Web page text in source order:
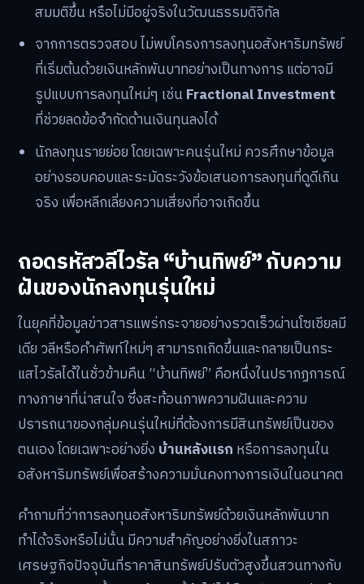
สมมติขึ้น หรือไม่มีอยู่จริงในวัฒนธรรมดิจิทัล
จากการตรวจสอบ ไม่พบโครงการลงทุนอสังหาริมทรัพย์
ที่เริ่มต้นด้วยเงินหลักพันบาทอย่างเป็นทางการ แต่อาจมี
รูปแบบการลงทุนใหม่ๆ เช่นFractional Investment
ที่ช่วยลดข้อจำกัดด้านเงินทุนลงได้
นักลงทุนรายย่อย โดยเฉพาะคนรุ่นใหม่ ควรศึกษาข้อมูล
อย่างรอบคอบและระมัดระวังข้อเสนอการลงทุนที่ดูดีเกิน
จริง เพื่อหลีกเลี่ยงความเสี่ยงที่อาจเกิดขึ้น
ถอดรหัสวลีไวรัล “บ้านทิพย์” กับความ
ฝันของนักลงทุนรุ่นใหม่
ในยุคที่ข้อมูลข่าวสารแพร่กระจายอย่างรวดเร็วผ่านโซเชียลมี
เดีย วลีหรือคำศัพท์ใหม่ๆ สามารถเกิดขึ้นและกลายเป็นกระ
แสไวรัลได้ในชั่วข้ามคืน “บ้านทิพย์” คือหนึ่งในปรากฏการณ์
ทางภาษาที่น่าสนใจ ซึ่งสะท้อนภาพความฝันและความ
ปรารถนาของกลุ่มคนรุ่นใหม่ที่ต้องการมีสินทรัพย์เป็นของ
ตนเอง โดยเฉพาะอย่างยิ่ง บ้านหลังแรก หรือการลงทุนใน
อสังหาริมทรัพย์เพื่อสร้างความมั่นคงทางการเงินในอนาคต
คำถามที่ว่าการลงทุนอสังหาริมทรัพย์ด้วยเงินหลักพันบาท
ทำได้จริงหรือไม่นั้น มีความสำคัญอย่างยิ่งในสภาวะ
เศรษฐกิจปัจจุบันที่ราคาสินทรัพย์ปรับตัวสูงขึ้นสวนทางกับ